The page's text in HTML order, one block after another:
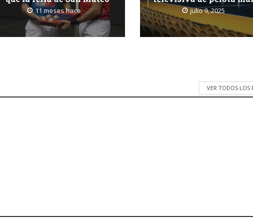
11 meses hace julio 9, 2025
VER TODOS LOS